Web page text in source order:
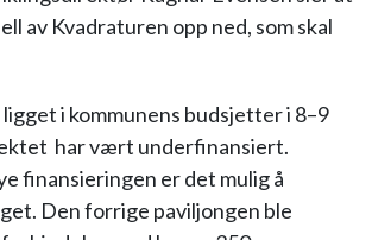
av Kvadraturen opp ned, som skal
i kommunens budsjetter i 8–9
har vært underfinansiert.
finansieringen er det mulig å
Den forrige paviljongen ble